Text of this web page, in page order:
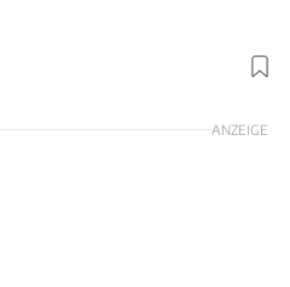
Foto: ACHIM HARTMANN
ANZEIGE